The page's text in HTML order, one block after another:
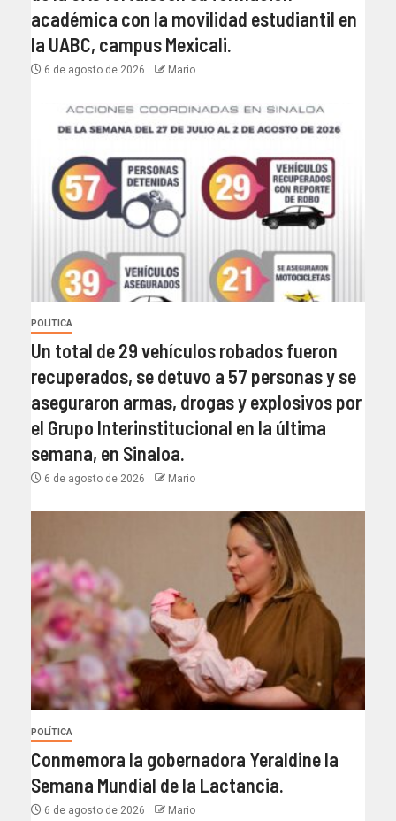
académica con la movilidad estudiantil en
la UABC, campus Mexicali.
6 de agosto de 2026 Mario
POLÍTICA
Un total de 29 vehículos robados fueron
recuperados, se detuvo a 57 personas y se
aseguraron armas, drogas y explosivos por
el Grupo Interinstitucional en la última
semana, en Sinaloa.
6 de agosto de 2026 Mario
POLÍTICA
Conmemora la gobernadora Yeraldine la
Semana Mundial de la Lactancia.
6 de agosto de 2026 Mario